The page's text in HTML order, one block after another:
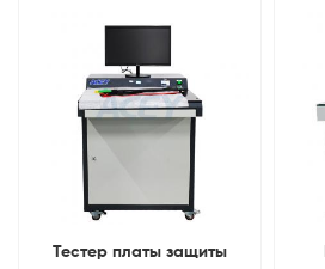
Тестер платы защиты